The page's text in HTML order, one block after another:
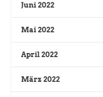
Juni 2022
Mai 2022
April 2022
März 2022